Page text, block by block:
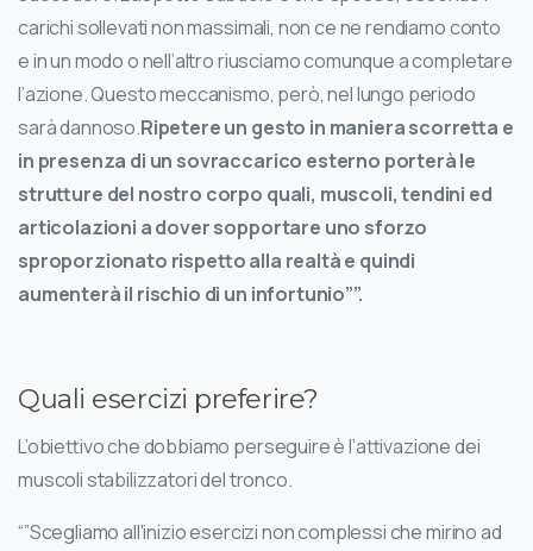
carichi sollevati non massimali, non ce ne rendiamo conto
e in un modo o nell’altro riusciamo comunque a completare
l’azione. Questo meccanismo, però, nel lungo periodo
sarà dannoso.Ripetere un gesto in maniera scorretta e
in presenza di un sovraccarico esterno porterà le
strutture del nostro corpo quali, muscoli, tendini ed
articolazioni a dover sopportare uno sforzo
sproporzionato rispetto alla realtà e quindi
aumenterà il rischio di un infortunio””.
Quali esercizi preferire?
L’obiettivo che dobbiamo perseguire è l’attivazione dei
muscoli stabilizzatori del tronco.
“”Scegliamo all'inizio esercizi non complessi che mirino ad